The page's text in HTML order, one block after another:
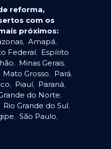
reforma,
com os
próximos:
, Amapá,
Federal, Espírito
, Minas Gerais,
Mato Grosso, Pará,
, Piauí, Paraná,
do Norte,
Rio Grande do Sul,
, São Paulo,